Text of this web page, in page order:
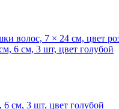
волос, 7 × 24 см, цвет
см, 3 шт, цвет голубой